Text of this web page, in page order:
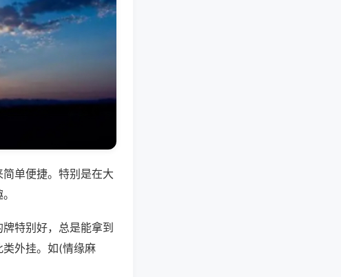
单便捷。特别是在大
特别好，总是能拿到
外挂。如(情缘麻